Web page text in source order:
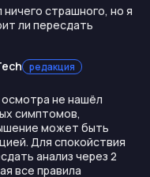
страшного, но я
ли пересдать
редакция
осмотра не нашёл
симптомов,
может быть
Для спокойствия
анализ через 2
все правила